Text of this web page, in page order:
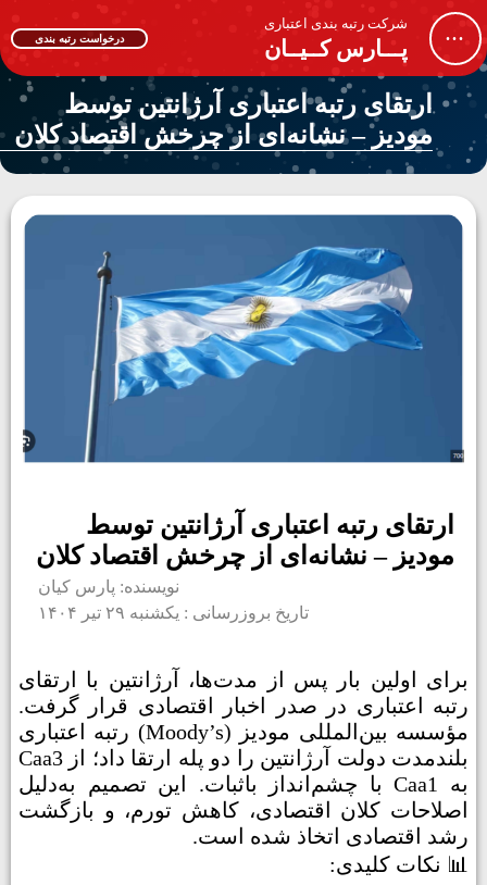
...
شرکت رتبه بندی اعتباری
پـــارس کــیــان درخواست رتبه بندی
ارتقای رتبه اعتباری آرژانتین توسط
مودیز – نشانه‌ای از چرخش اقتصاد کلان
ارتقای رتبه اعتباری آرژانتین توسط
مودیز – نشانه‌ای از چرخش اقتصاد کلان
نویسنده: پارس کیان
تاریخ بروزرسانی : یکشنبه ۲۹ تیر ۱۴۰۴
برای اولین بار پس از مدت‌ها، آرژانتین با ارتقای
رتبه اعتباری در صدر اخبار اقتصادی قرار گرفت.
مؤسسه بین‌المللی مودیز (Moody’s) رتبه اعتباری
بلندمدت دولت آرژانتین را دو پله ارتقا داد؛ از Caa3
به Caa1 با چشم‌انداز باثبات. این تصمیم به‌دلیل
اصلاحات کلان اقتصادی، کاهش تورم، و بازگشت
رشد اقتصادی اتخاذ شده است.
📊 نکات کلیدی: